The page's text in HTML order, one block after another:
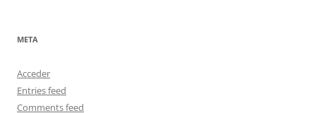
META
Acceder
Entries feed
Comments feed